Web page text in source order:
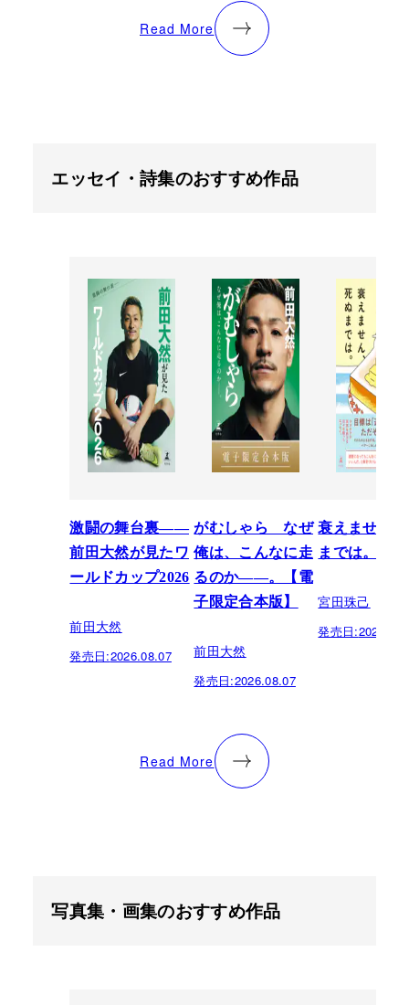
Read More
エッセイ・詩集のおすすめ作品
激闘の舞台裏――
前田大然が見たワ
ールドカップ2026
前田大然
発売日:2026.08.07
がむしゃら なぜ
俺は、こんなに走
るのか——。【電
子限定合本版】
前田大然
発売日:2026.08.07
衰えません
までは。
宮田珠己
発売日:
Read More
写真集・画集のおすすめ作品